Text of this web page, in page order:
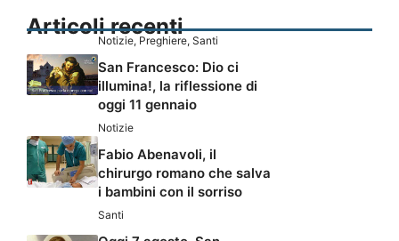
Articoli recenti
Notizie, Preghiere, Santi
San Francesco: Dio ci
illumina!, la riflessione di
oggi 11 gennaio
Notizie
Fabio Abenavoli, il
chirurgo romano che salva
i bambini con il sorriso
Santi